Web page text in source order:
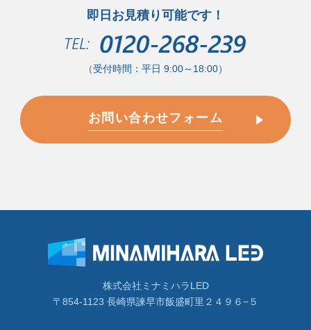
即日お見積り可能です！
（受付時間：平日 9:00～18:00）
お問い合わせフォーム
株式会社ミナミハラLED
〒854-1123 長崎県諫早市飯盛町里２４９６−５